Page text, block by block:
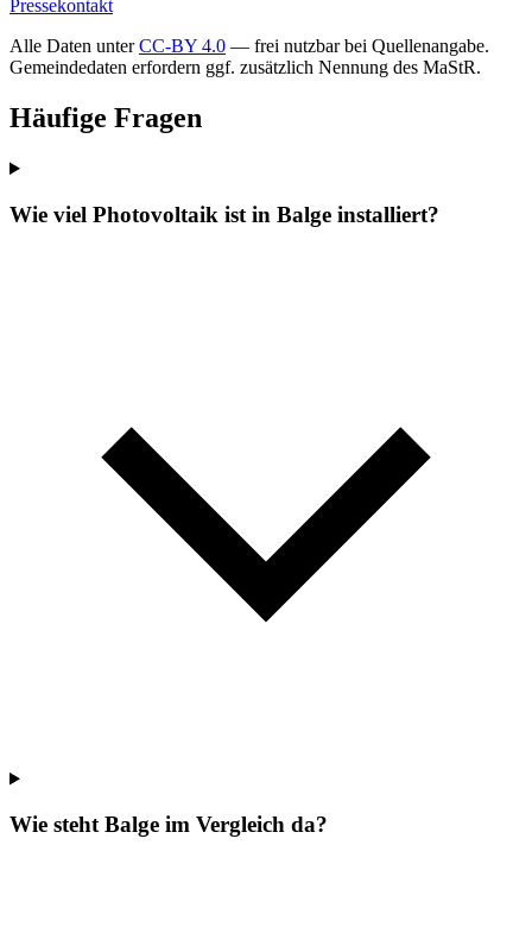
Pressekontakt
Alle Daten unterCC-BY 4.0 — frei nutzbar bei Quellenangabe.
Gemeindedaten erfordern ggf. zusätzlich Nennung des MaStR.
Häufige Fragen
Wie viel Photovoltaik ist in Balge installiert?
Wie steht Balge im Vergleich da?